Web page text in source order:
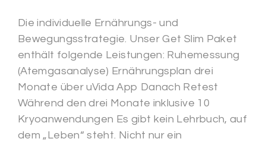
Die individuelle Ernährungs- und
Bewegungsstrategie. Unser Get Slim Paket
enthält folgende Leistungen: Ruhemessung
(Atemgasanalyse) Ernährungsplan drei
Monate über uVida App Danach Retest
Während den drei Monate inklusive 10
Kryoanwendungen Es gibt kein Lehrbuch, auf
dem „Leben“ steht. Nicht nur ein